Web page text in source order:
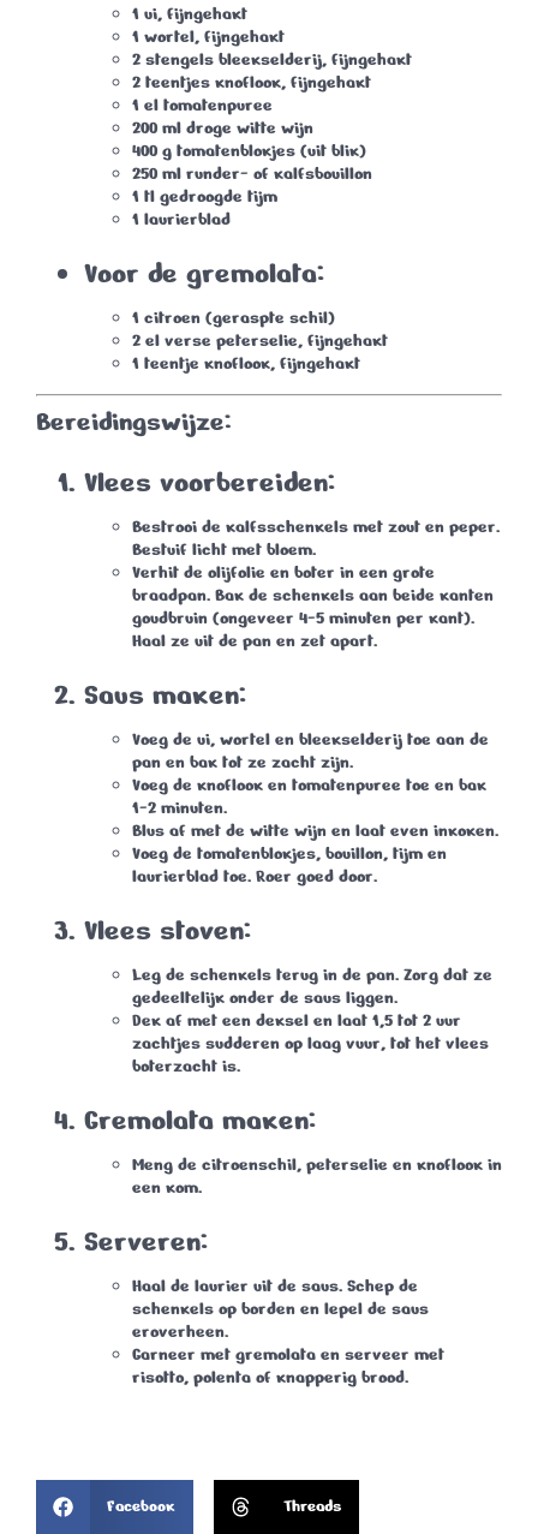
1 ui, fijngehakt
1 wortel, fijngehakt
2 stengels bleekselderij, fijngehakt
2 teentjes knoflook, fijngehakt
1 el tomatenpuree
200 ml droge witte wijn
400 g tomatenblokjes (uit blik)
250 ml runder- of kalfsbouillon
1 tl gedroogde tijm
1 laurierblad
Voor de gremolata:
1 citroen (geraspte schil)
2 el verse peterselie, fijngehakt
1 teentje knoflook, fijngehakt
Bereidingswijze:
Vlees voorbereiden:
Bestrooi de kalfsschenkels met zout en peper.
Bestuif licht met bloem.
Verhit de olijfolie en boter in een grote
braadpan. Bak de schenkels aan beide kanten
goudbruin (ongeveer 4-5 minuten per kant).
Haal ze uit de pan en zet apart.
Saus maken:
Voeg de ui, wortel en bleekselderij toe aan de
pan en bak tot ze zacht zijn.
Voeg de knoflook en tomatenpuree toe en bak
1-2 minuten.
Blus af met de witte wijn en laat even inkoken.
Voeg de tomatenblokjes, bouillon, tijm en
laurierblad toe. Roer goed door.
Vlees stoven:
Leg de schenkels terug in de pan. Zorg dat ze
gedeeltelijk onder de saus liggen.
Dek af met een deksel en laat 1,5 tot 2 uur
zachtjes sudderen op laag vuur, tot het vlees
boterzacht is.
Gremolata maken:
Meng de citroenschil, peterselie en knoflook in
een kom.
Serveren:
Haal de laurier uit de saus. Schep de
schenkels op borden en lepel de saus
eroverheen.
Garneer met gremolata en serveer met
risotto, polenta of knapperig brood.
Facebook Threads